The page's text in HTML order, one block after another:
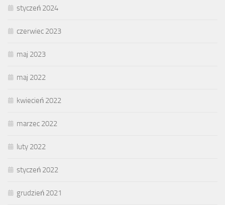
styczeń 2024
czerwiec 2023
maj 2023
maj 2022
kwiecień 2022
marzec 2022
luty 2022
styczeń 2022
grudzień 2021